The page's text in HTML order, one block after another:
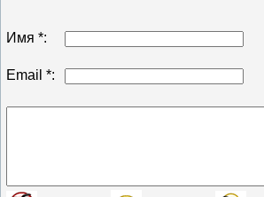
Имя *:
Email *: